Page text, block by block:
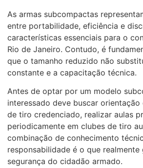
As armas subcompactas
entre portabilidade, eficiência e
características essenciais para o
Rio de Janeiro. Contudo, é
que o tamanho reduzido não
constante e a capacitação técnica.
Antes de optar por um modelo
interessado deve buscar
de tiro credenciado, realizar aulas
periodicamente em clubes de tiro
combinação de conhecimento
responsabilidade é o que realmente
segurança do cidadão armado.